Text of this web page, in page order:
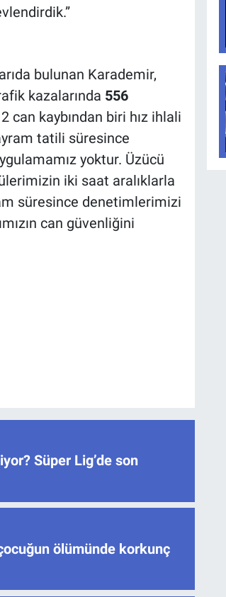
bulunan Karademir,
kazalarında 556
can kaybından biri hız ihlali
tatili süresince
yoktur. Üzücü
iki saat aralıklarla
süresince denetimlerimizi
can güvenliğini
Süper Lig’de son
ölümünde korkunç